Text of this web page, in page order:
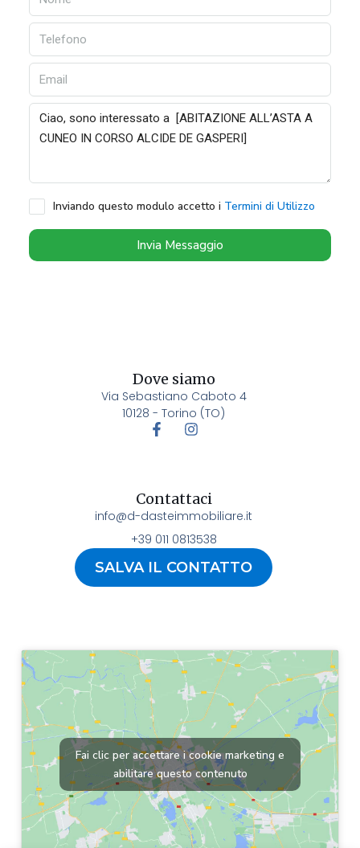
Inviando questo modulo accetto i Termini di Utilizzo
Invia Messaggio
Dove siamo
Via Sebastiano Caboto 4
10128 - Torino (TO)
Contattaci
info@d-dasteimmobiliare.it
+39 011 0813538
SALVA IL CONTATTO
Fai clic per accettare i cookie marketing e
abilitare questo contenuto